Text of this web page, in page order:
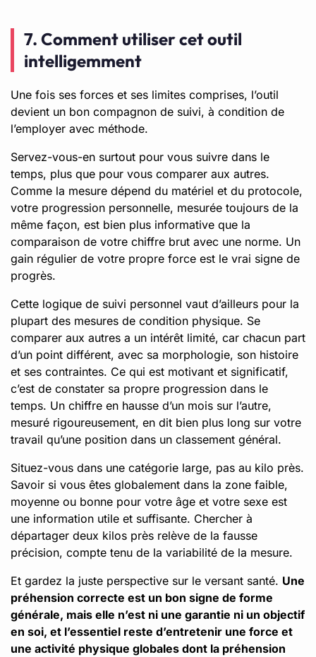
7. Comment utiliser cet outil
intelligemment
Une fois ses forces et ses limites comprises, l’outil
devient un bon compagnon de suivi, à condition de
l’employer avec méthode.
Servez-vous-en surtout pour vous suivre dans le
temps, plus que pour vous comparer aux autres.
Comme la mesure dépend du matériel et du protocole,
votre progression personnelle, mesurée toujours de la
même façon, est bien plus informative que la
comparaison de votre chiffre brut avec une norme. Un
gain régulier de votre propre force est le vrai signe de
progrès.
Cette logique de suivi personnel vaut d’ailleurs pour la
plupart des mesures de condition physique. Se
comparer aux autres a un intérêt limité, car chacun part
d’un point différent, avec sa morphologie, son histoire
et ses contraintes. Ce qui est motivant et significatif,
c’est de constater sa propre progression dans le
temps. Un chiffre en hausse d’un mois sur l’autre,
mesuré rigoureusement, en dit bien plus long sur votre
travail qu’une position dans un classement général.
Situez-vous dans une catégorie large, pas au kilo près.
Savoir si vous êtes globalement dans la zone faible,
moyenne ou bonne pour votre âge et votre sexe est
une information utile et suffisante. Chercher à
départager deux kilos près relève de la fausse
précision, compte tenu de la variabilité de la mesure.
Et gardez la juste perspective sur le versant santé. Une
préhension correcte est un bon signe de forme
générale, mais elle n’est ni une garantie ni un objectif
en soi, et l’essentiel reste d’entretenir une force et
une activité physique globales dont la préhension